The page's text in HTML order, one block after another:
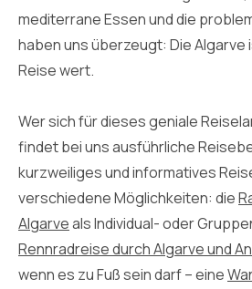
mediterrane Essen und die
haben uns überzeugt: Die Algarve
Reise wert.
Wer sich für dieses geniale
findet bei uns ausführliche
kurzweiliges und informatives
verschiedene Möglichkeiten: die
Algarveals Individual- oder
Rennradreise durch Algarve und
wenn es zu Fuß sein darf – eine